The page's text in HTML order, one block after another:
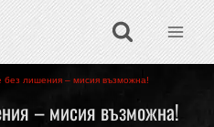
без лишения – мисия възможна!
– мисия възможна!